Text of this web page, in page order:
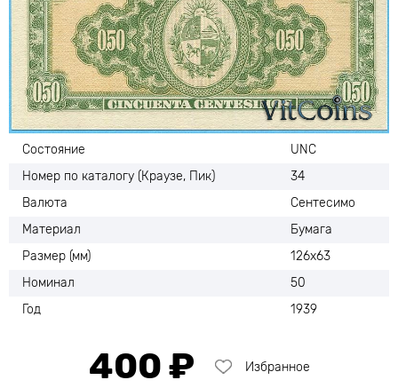
Состояние
UNC
Номер по каталогу (Краузе, Пик)
34
Валюта
Сентесимо
Материал
Бумага
Размер (мм)
126х63
Номинал
50
Год
1939
400 ₽ Избранное